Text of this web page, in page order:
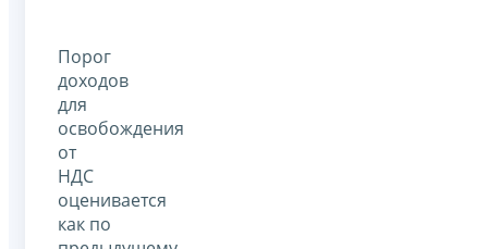
Порог
доходов
для
освобождения
от
НДС
оценивается
как по